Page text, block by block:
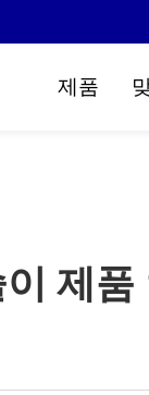
제품
제